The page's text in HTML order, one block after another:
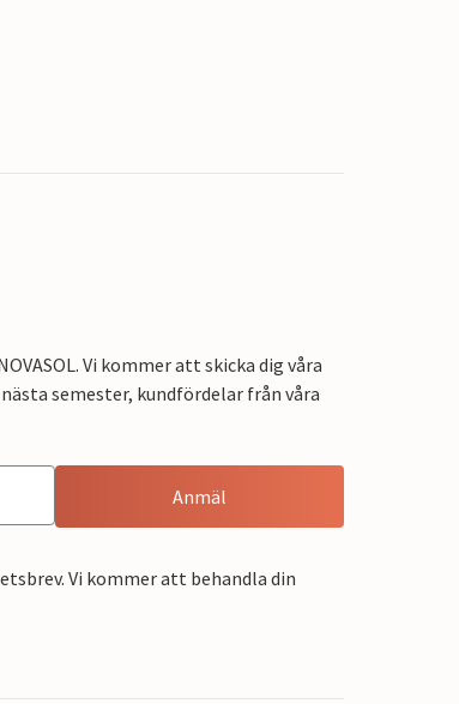
Vi kommer att skicka dig våra
semester, kundfördelar från våra
Anmäl
Vi kommer att behandla din